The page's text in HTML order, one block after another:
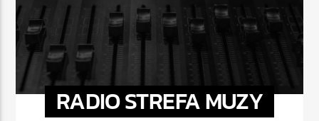
RADIO STREFA MUZY